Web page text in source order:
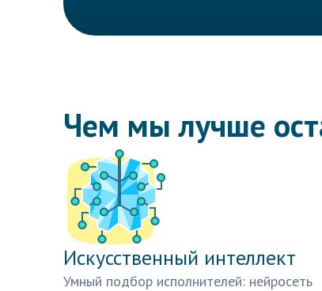
Чем мы лучше
Искусственный интеллект
Умный подбор исполнителей: нейросеть